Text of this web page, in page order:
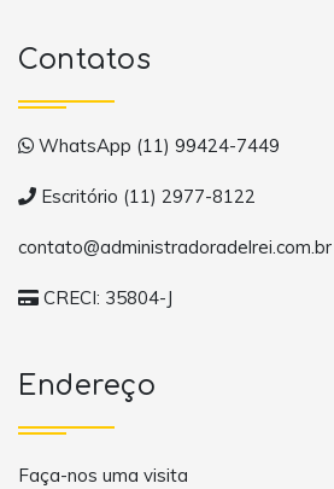
Contatos
WhatsApp (11) 99424-7449
Escritório (11) 2977-8122
contato@administradoradelrei.com.br
CRECI: 35804-J
Endereço
Faça-nos uma visita